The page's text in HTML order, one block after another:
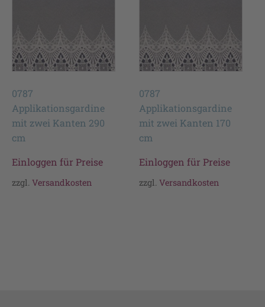
0787
Applikationsgardine
mit zwei Kanten 290
cm
Einloggen für Preise
zzgl. Versandkosten
0787
Applikationsgardine
mit zwei Kanten 170
cm
Einloggen für Preise
zzgl.Versandkosten